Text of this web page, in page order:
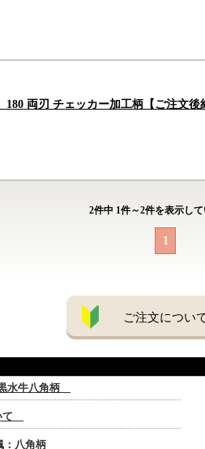
両刃 チェッカー加工柄【ご注文後
2件中 1件～2件を表示して
1
ご注文につい